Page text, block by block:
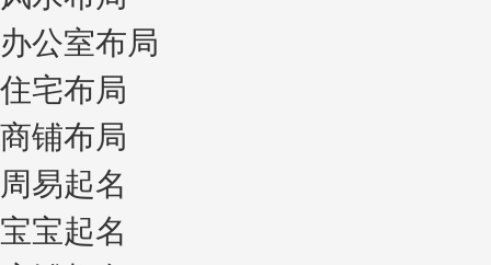
办公室布局
住宅布局
商铺布局
周易起名
宝宝起名